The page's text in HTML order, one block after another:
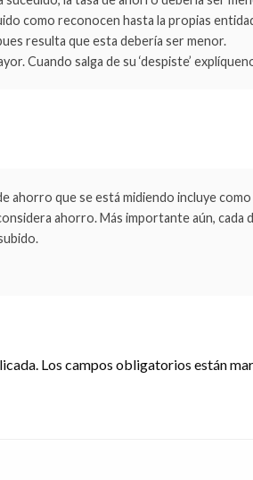
como reconocen hasta la propias
resulta que esta debería ser menor.
Cuando salga de su ‘despiste’
ahorro que se está midiendo incluye
ahorro. Más importante aún, cada
Los campos obligatorios están